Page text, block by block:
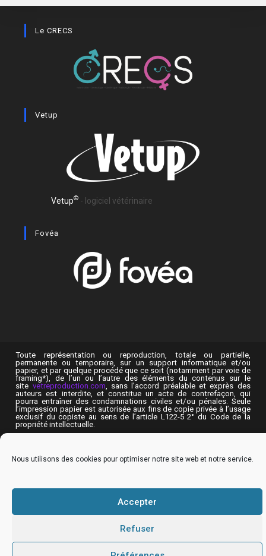
Nous utilisons des cookies pour optimiser notre site web et notre service.
Accepter
Refuser
Le CRECS
Vetup
Vetup© - logiciel vétérinaire
Fovéa
Toute représentation ou reproduction, totale ou partielle,
permanente ou temporaire, sur un support informatique et/ou
papier, et par quelque procédé que ce soit (notamment par voie de
framing*), de l’un ou l’autre des éléments du contenus sur le
site vetreproduction.com, sans l’accord préalable et exprès des
auteurs est interdite, et constitue un acte de contrefaçon, qui
pourra entraîner des condamnations civiles et/ou pénales. Seule
l’impression papier est autorisée aux fins de copie privée à l’usage
exclusif du copiste au sens de l’article L122-5 2° du Code de la
propriété intellectuelle.